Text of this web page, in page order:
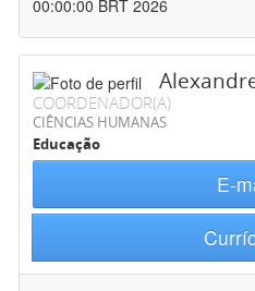
00:00:00 BRT 2026
COORDENADOR(A)
CIÊNCIAS HUMANAS
Educação
E-